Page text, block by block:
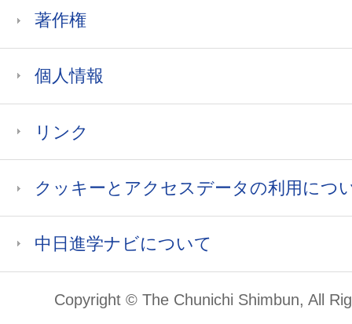
著作権
個人情報
リンク
クッキーとアクセスデータの利用につ
中日進学ナビについて
Copyright © The Chunichi Shimbun, All